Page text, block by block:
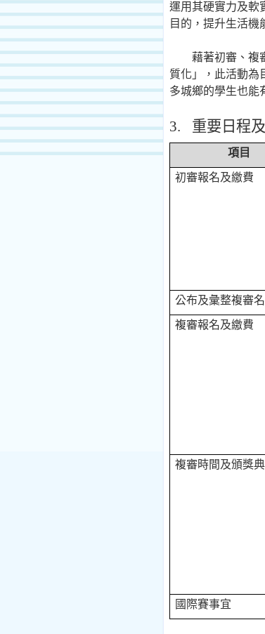
運用其硬實力及軟
目的，提升生活機
藉著初審、複
質化」，此活動為
多城鄉的學生也能
3. 重要日程
項目
初審報名及繳費
公布及彙整複審
複審報名及繳費
複審時間及頒獎
國際賽事宜